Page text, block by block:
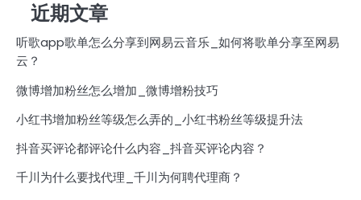
近期文章
听歌app歌单怎么分享到网易云音乐_如何将歌单分享至网易
云？
微博增加粉丝怎么增加_微博增粉技巧
小红书增加粉丝等级怎么弄的_小红书粉丝等级提升法
抖音买评论都评论什么内容_抖音买评论内容？
千川为什么要找代理_千川为何聘代理商？